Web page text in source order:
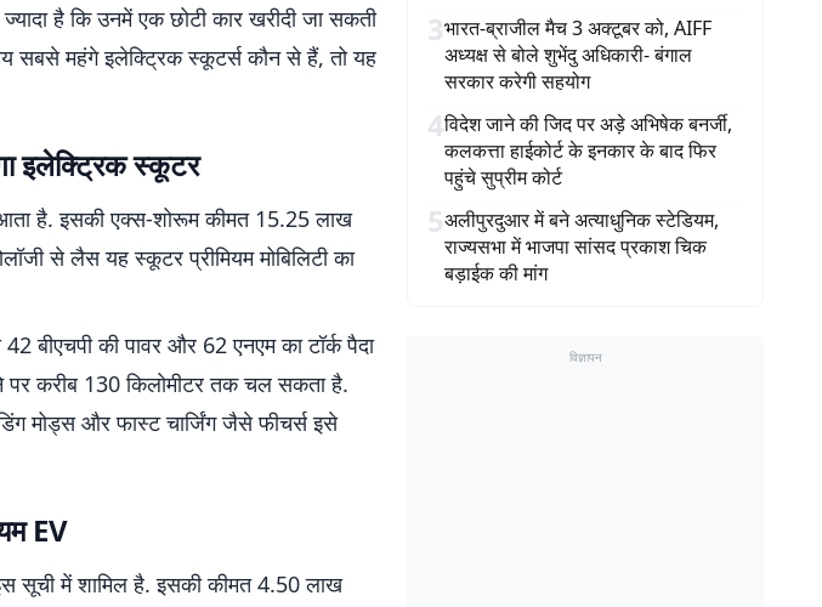
है कि उनमें एक छोटी कार खरीदी जा सकती
सबसे महंगे इलेक्ट्रिक स्कूटर्स कौन से हैं, तो यह
इलेक्ट्रिक स्कूटर
है. इसकी एक्स-शोरूम कीमत 15.25 लाख
से लैस यह स्कूटर प्रीमियम मोबिलिटी का
बीएचपी की पावर और 62 एनएम का टॉर्क पैदा
पर करीब 130 किलोमीटर तक चल सकता है.
मोड्स और फास्ट चार्जिंग जैसे फीचर्स इसे
EV
सूची में शामिल है. इसकी कीमत 4.50 लाख
3भारत-ब्राजील मैच 3 अक्टूबर को, AIFF
अध्यक्ष से बोले शुभेंदु अधिकारी- बंगाल
सरकार करेगी सहयोग
4विदेश जाने की जिद पर अड़े अभिषेक बनर्जी,
कलकत्ता हाईकोर्ट के इनकार के बाद फिर
पहुंचे सुप्रीम कोर्ट
5अलीपुरदुआर में बने अत्याधुनिक स्टेडियम,
राज्यसभा में भाजपा सांसद प्रकाश चिक
बड़ाईक की मांग
विज्ञापन